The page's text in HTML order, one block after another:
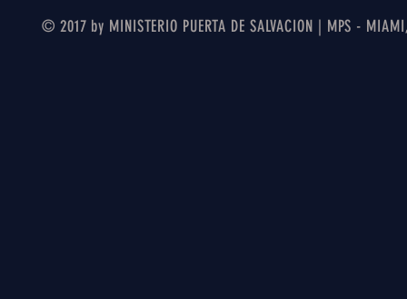
© 2017 by MINISTERIO PUERTA DE SALVACION | MPS -